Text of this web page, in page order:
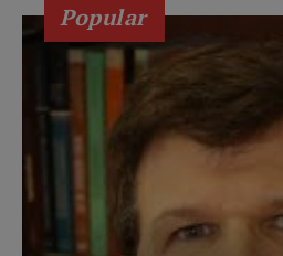
Popular